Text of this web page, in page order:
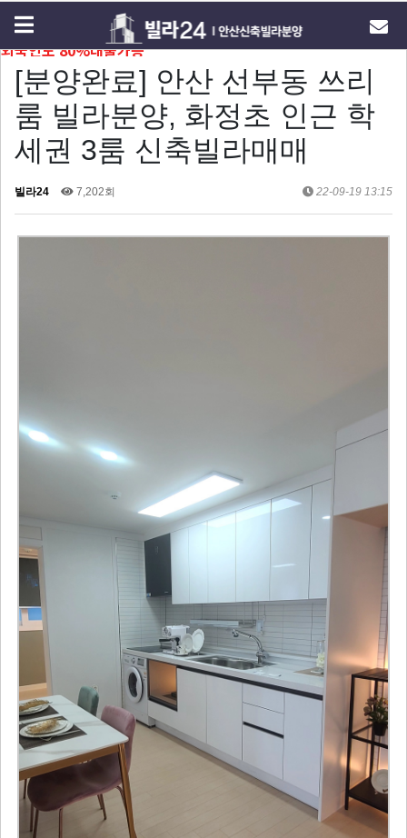
[분양완료] 안산 선부동 쓰리
룸 빌라분양, 화정초 인근 학
세권 3룸 신축빌라매매
빌라24 7,202회 22-09-19 13:15
외국인도 80%대출가능